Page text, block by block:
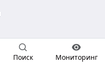
Поиск Мониторинг